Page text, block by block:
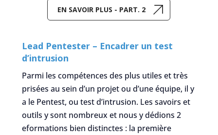
EN SAVOIR PLUS - PART. 2
Lead Pentester – Encadrer un test
d’intrusion
Parmi les compétences des plus utiles et très
prisées au sein d’un projet ou d’une équipe, il y
a le Pentest, ou test d’intrusion. Les savoirs et
outils y sont nombreux et nous y dédions 2
eformations bien distinctes : la première